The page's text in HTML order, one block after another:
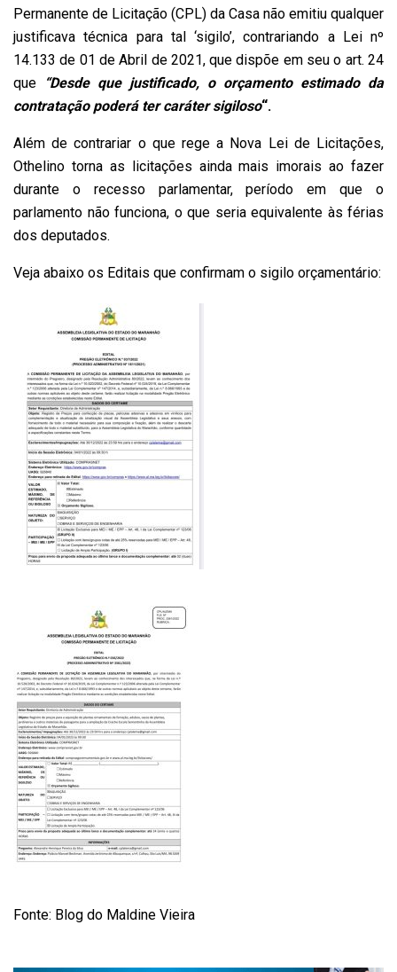
Permanente de Licitação (CPL) da Casa não emitiu qualquer
justificava técnica para tal ‘sigilo’, contrariando a Lei nº
14.133 de 01 de Abril de 2021, que dispõe em seu o art. 24
que
“Desde que justificado, o orçamento estimado da
contratação poderá ter caráter sigiloso“.
Além de contrariar o que rege a Nova Lei de Licitações,
Othelino torna as licitações ainda mais imorais ao fazer
durante o recesso parlamentar, período em que o
parlamento não funciona, o que seria equivalente às férias
dos deputados.
Veja abaixo os Editais que confirmam o sigilo orçamentário:
Fonte: Blog do Maldine Vieira